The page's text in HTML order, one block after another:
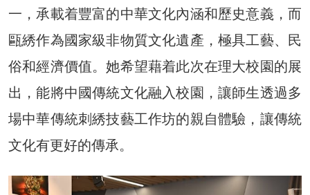
一，承載着豐富的中華文化內涵和歷史意義，而
甌綉作為國家級非物質文化遺產，極具工藝、民
俗和經濟價值。她希望藉着此次在理大校園的展
出，能將中國傳統文化融入校園，讓師生透過多
場中華傳統刺綉技藝工作坊的親自體驗，讓傳統
文化有更好的傳承。